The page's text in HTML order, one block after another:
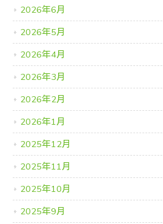
2026年6月
2026年5月
2026年4月
2026年3月
2026年2月
2026年1月
2025年12月
2025年11月
2025年10月
2025年9月